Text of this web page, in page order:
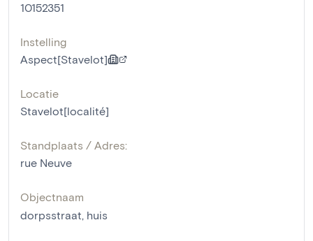
10152351
Instelling
Aspect[Stavelot]
Locatie
Stavelot[localité]
Standplaats / Adres:
rue Neuve
Objectnaam
dorpsstraat, huis